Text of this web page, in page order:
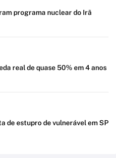
programa nuclear do Irã
real de quase 50% em 4 anos
de estupro de vulnerável em SP